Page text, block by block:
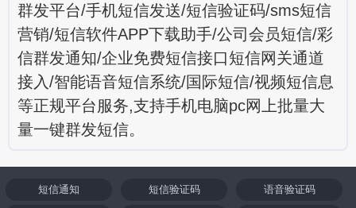
群发平台/手机短信发送/短信验证码/sms短信
营销/短信软件APP下载助手/公司会员短信/彩
信群发通知/企业免费短信接口短信网关通道
接入/智能语音短信系统/国际短信/视频短信息
等正规平台服务,支持手机电脑pc网上批量大
量一键群发短信。
短信通知 短信验证码 语音验证码